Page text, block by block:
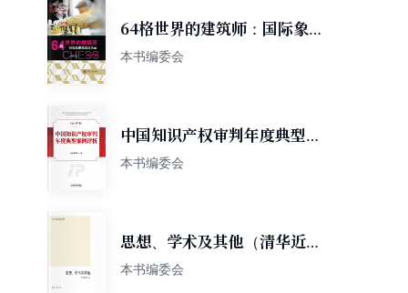
64格世界的建筑师：国际象棋
教练风采录
本书编委会
中国知识产权审判年度典型案
例评析（2018年卷）
本书编委会
思想、学术及其他（清华近代
史论集）
本书编委会